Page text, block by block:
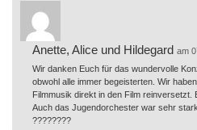
Anette, Alice und Hildegard am
Wir danken Euch für das wundervolle
obwohl alle immer begeisterten. Wir
Filmmusik direkt in den Film reinversetzt.
Auch das Jugendorchester war sehr
????????